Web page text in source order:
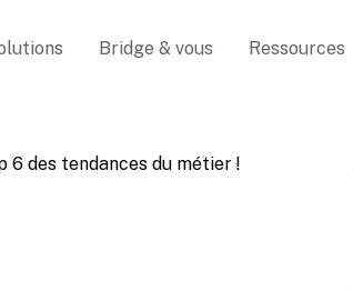
Bridge & vous Ressources